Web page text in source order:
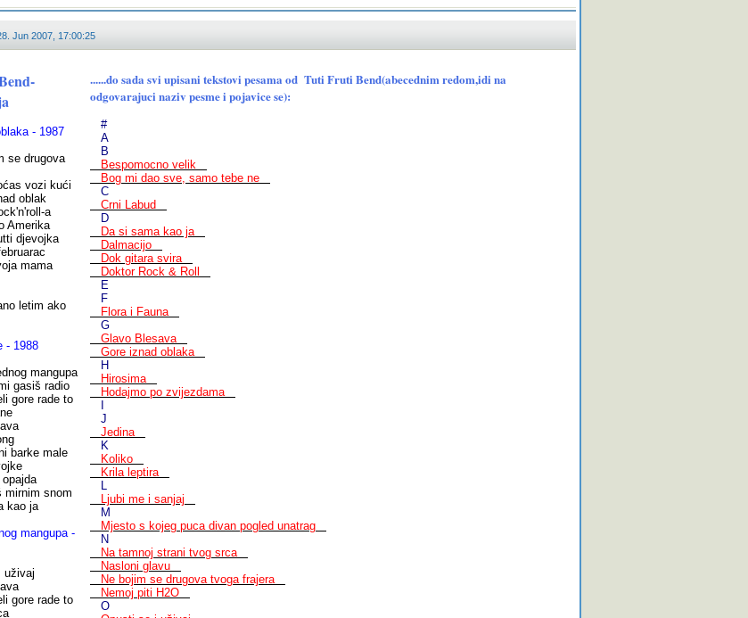
Jun 2007, 17:00:25
- 1987
se drugova
vozi kući
oblak
a
Amerika
djevojka
mama
letim ako
- 1988
mangupa
gasiš radio
gore rade to
barke male
mirnim snom
kao ja
mangupa -
uživaj
gore rade to
......do sada svi upisani tekstovi pesama od Tuti Fruti Bend(abecednim redom,idi na
odgovarajuci naziv pesme i pojavice se):
#
A
B
Bespomocno velik
Bog mi dao sve, samo tebe ne
C
Crni Labud
D
Da si sama kao ja
Dalmacijo
Dok gitara svira
Doktor Rock & Roll
E
F
Flora i Fauna
G
Glavo Blesava
Gore iznad oblaka
H
Hirosima
Hodajmo po zvijezdama
J
Jedina
K
Koliko
Krila leptira
L
Ljubi me i sanjaj
M
Mjesto s kojeg puca divan pogled unatrag
N
Na tamnoj strani tvog srca
Nasloni glavu
Ne bojim se drugova tvoga frajera
Nemoj piti H2O
O